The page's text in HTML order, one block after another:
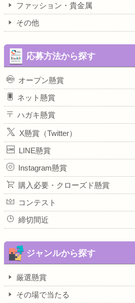
ファッション・貴金属
その他
応募方法から探す
オープン懸賞
ネット懸賞
ハガキ懸賞
X懸賞（Twitter）
LINE懸賞
Instagram懸賞
購入必要・クローズド懸賞
コンテスト
締切間近
ジャンルから探す
厳選懸賞
その場で当たる